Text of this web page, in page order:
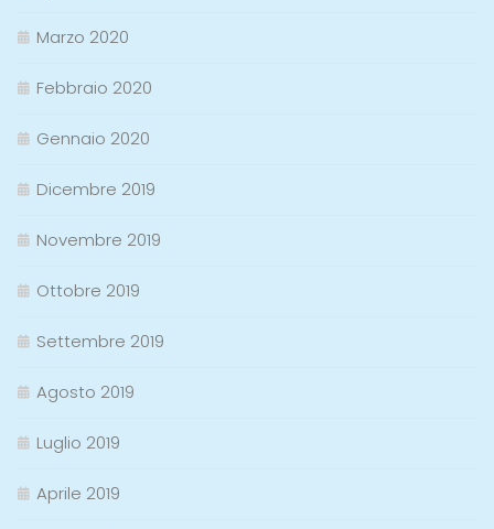
Marzo 2020
Febbraio 2020
Gennaio 2020
Dicembre 2019
Novembre 2019
Ottobre 2019
Settembre 2019
Agosto 2019
Luglio 2019
Aprile 2019